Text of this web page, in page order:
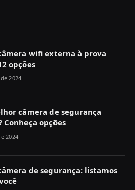
wifi externa à prova
opções
2024
câmera de segurança
Conheça opções
2024
de segurança: listamos